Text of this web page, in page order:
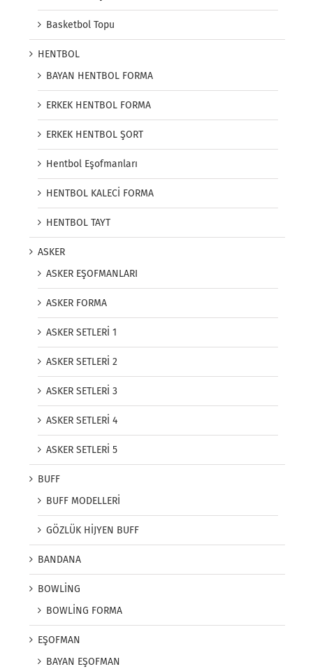
Basketbol Topu
HENTBOL
BAYAN HENTBOL FORMA
ERKEK HENTBOL FORMA
ERKEK HENTBOL ŞORT
Hentbol Eşofmanları
HENTBOL KALECİ FORMA
HENTBOL TAYT
ASKER
ASKER EŞOFMANLARI
ASKER FORMA
ASKER SETLERİ 1
ASKER SETLERİ 2
ASKER SETLERİ 3
ASKER SETLERİ 4
ASKER SETLERİ 5
BUFF
BUFF MODELLERİ
GÖZLÜK HİJYEN BUFF
BANDANA
BOWLİNG
BOWLİNG FORMA
EŞOFMAN
BAYAN EŞOFMAN